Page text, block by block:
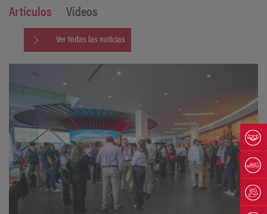
Artículos Videos
Ver todas las noticias